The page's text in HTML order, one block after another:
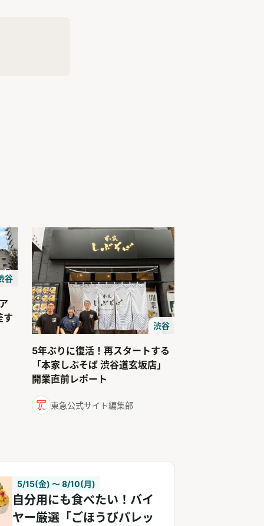
谷
す
渋谷
5年ぶりに復活！再スタートする
「本家しぶそば 渋谷道玄坂店」
開業直前レポート
東急公式サイト編集部
5/15(金) 〜 8/10(月)
自分用にも食べたい！バイ
ヤー厳選「ごほうびパレッ